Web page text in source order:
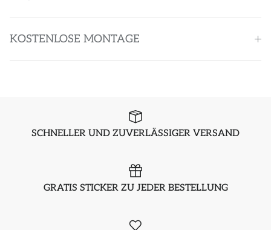
KOSTENLOSE MONTAGE
SCHNELLER UND ZUVERLÄSSIGER VERSAND
GRATIS STICKER ZU JEDER BESTELLUNG